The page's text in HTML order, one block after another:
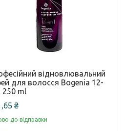
відновлювальний
для волосся Bogenia 12-
250 ml
₴
до відправки